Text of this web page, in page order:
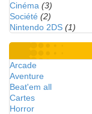
Cinéma (3)
Société (2)
Nintendo 2DS (1)
Arcade
Aventure
Beat'em all
Cartes
Horror